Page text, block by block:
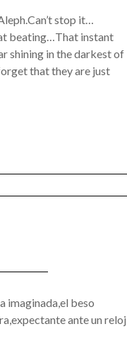
stop it…
beating…That instant
shining in the darkest of
that they are just
imaginada,el beso
ante un reloj